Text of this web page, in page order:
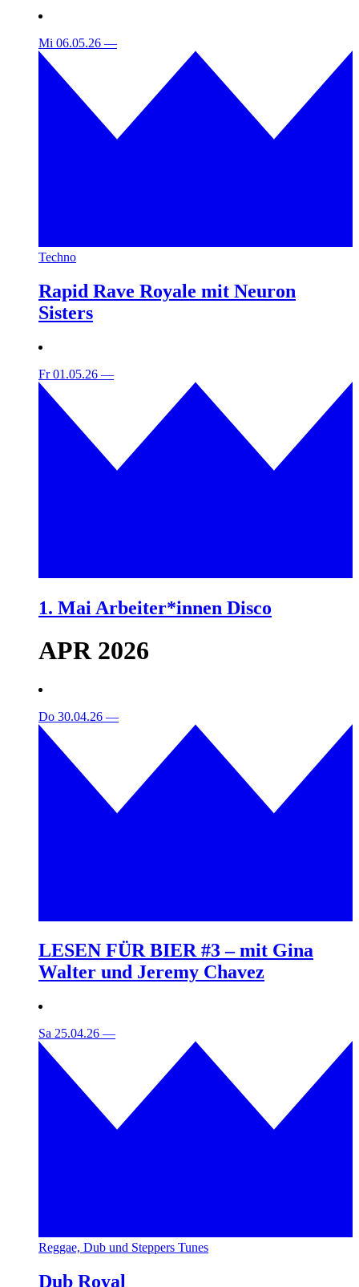
Mi 06.05.26 —
Techno
Rapid Rave Royale mit Neuron
Sisters
Fr 01.05.26 —
1. Mai Arbeiter*innen Disco
APR 2026
Do 30.04.26 —
LESEN FÜR BIER #3 – mit Gina
Walter und Jeremy Chavez
Sa 25.04.26 —
Reggae, Dub und Steppers Tunes
Dub Royal